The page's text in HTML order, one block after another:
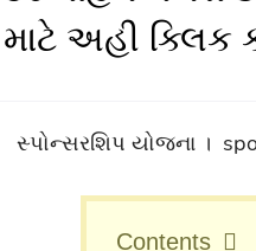
માટે અહી ક્લિક
સ્પોન્સરશિપ યોજના ।
Contents